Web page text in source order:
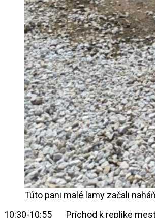
Túto pani malé lamy začali
10:30-10:55 Príchod k replike